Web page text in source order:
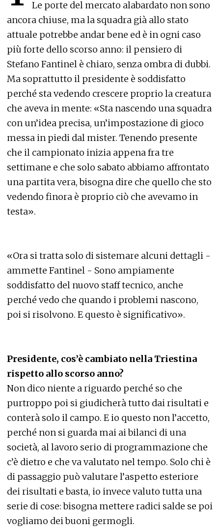
Le porte del mercato alabardato non sono
ancora chiuse, ma la squadra già allo stato
attuale potrebbe andar bene ed è in ogni caso
più forte dello scorso anno: il pensiero di
Stefano Fantinel è chiaro, senza ombra di dubbi.
Ma soprattutto il presidente è soddisfatto
perché sta vedendo crescere proprio la creatura
che aveva in mente: «Sta nascendo una squadra
con un’idea precisa, un’impostazione di gioco
messa in piedi dal mister. Tenendo presente
che il campionato inizia appena fra tre
settimane e che solo sabato abbiamo affrontato
una partita vera, bisogna dire che quello che sto
vedendo finora è proprio ciò che avevamo in
testa».
«Ora si tratta solo di sistemare alcuni dettagli -
ammette Fantinel - Sono ampiamente
soddisfatto del nuovo staff tecnico, anche
perché vedo che quando i problemi nascono,
poi si risolvono. E questo è significativo».
Presidente, cos’è cambiato nella Triestina
rispetto allo scorso anno?
Non dico niente a riguardo perché so che
purtroppo poi si giudicherà tutto dai risultati e
conterà solo il campo. E io questo non l’accetto,
perché non si guarda mai ai bilanci di una
società, al lavoro serio di programmazione che
c’è dietro e che va valutato nel tempo. Solo chi è
di passaggio può valutare l’aspetto esteriore
dei risultati e basta, io invece valuto tutta una
serie di cose: bisogna mettere radici salde se poi
vogliamo dei buoni germogli.